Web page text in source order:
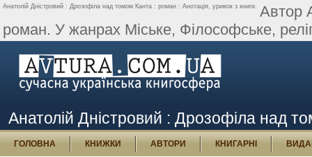
Анатолій Дністровий : Дрозофіла над томом Канта : роман : Анотація, уривок з книги. Автор
роман. У жанрах Міське, Філософське,
Анатолій Дністровий : Дрозофіла над
ГОЛОВНА КНИЖКИ АВТОРИ КНИГАРНІ